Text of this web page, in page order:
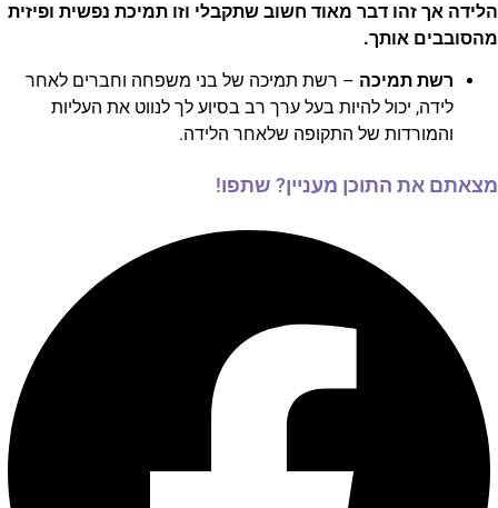
הלידה אך זהו דבר מאוד חשוב שתקבלי וזו תמיכת נפשית ופיזית
מהסובבים אותך.
רשת תמיכה – רשת תמיכה של בני משפחה וחברים לאחר
לידה, יכול להיות בעל ערך רב בסיוע לך לנווט את העליות
והמורדות של התקופה שלאחר הלידה.
מצאתם את התוכן מעניין? שתפו!